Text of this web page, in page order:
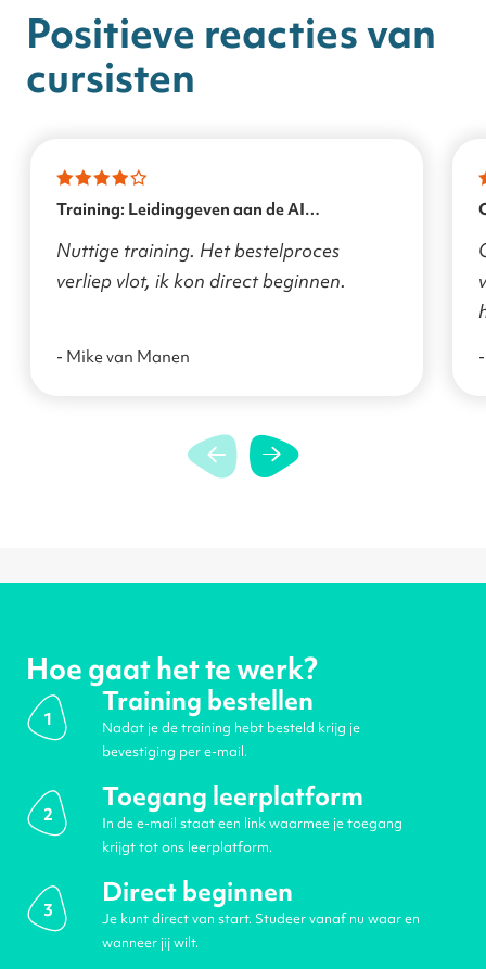
Positieve reacties van
cursisten
Training: Leidinggeven aan de AI
Nuttige training. Het bestelproces
verliep vlot, ik kon direct beginnen.
- Mike van Manen
Hoe gaat het te werk?
1
Training bestellen
Nadat je de training hebt besteld krijg je
bevestiging per e-mail.
2
Toegang leerplatform
In de e-mail staat een link waarmee je toegang
krijgt tot ons leerplatform.
3
Direct beginnen
Je kunt direct van start. Studeer vanaf nu waar en
wanneer jij wilt.